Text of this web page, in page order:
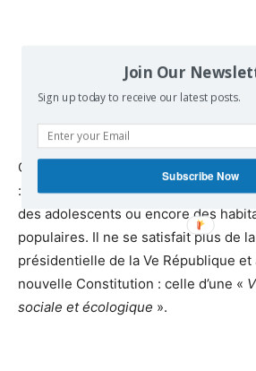
Ce peuple en mouvement
: ceux des femmes, des personnes
des adolescents ou encore des
populaires. Il ne se satisfait plus de
présidentielle de la Ve République et
nouvelle Constitution : celle d’une «
sociale et écologique ».
Join Our
Sign up today to receive our latest posts.
Subscribe Now